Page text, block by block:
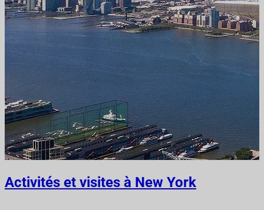
Activités et visites à New York